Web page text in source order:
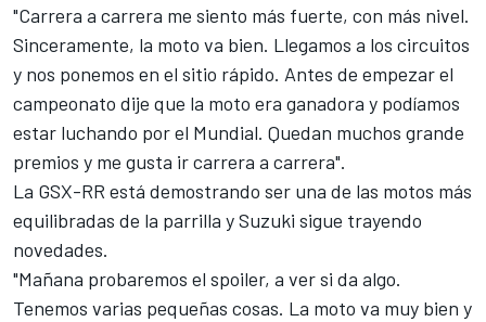
"Carrera a carrera me siento más fuerte, con más nivel.
Sinceramente, la moto va bien. Llegamos a los circuitos
y nos ponemos en el sitio rápido. Antes de empezar el
campeonato dije que la moto era ganadora y podíamos
estar luchando por el Mundial. Quedan muchos grande
premios y me gusta ir carrera a carrera".
La GSX-RR está demostrando ser una de las motos más
equilibradas de la parrilla y Suzuki sigue trayendo
novedades.
"Mañana probaremos el spoiler, a ver si da algo.
Tenemos varias pequeñas cosas. La moto va muy bien y